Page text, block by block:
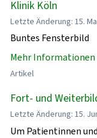
Klinik Köln
Letzte Änderung: 15.
Buntes Fensterbild
Mehr Informationen
Artikel
Fort- und
Letzte Änderung: 15.
Um Patientinnen